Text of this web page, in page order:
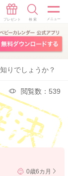
りでしょうか？
閲覧数：539
0歳6カ月